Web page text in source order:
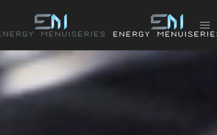
Accéder au contenu principal